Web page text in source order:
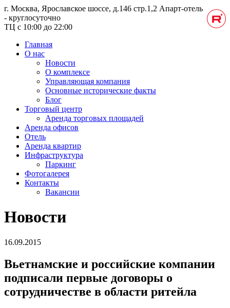
г. Москва, Ярославское шоссе, д.146 стр.1,2 Апарт-отель
- круглосуточно
ТЦ с 10:00 до 22:00
Главная
О нас
Новости
О комплексе
Управляющая компания
Основные исторические факты
Блог
Торговый центр
Аренда торговых площадей
Аренда офисов
Отель
Аренда квартир
Инфраструктура
Паркинг
Фотогалерея
Контакты
Вакансии
Новости
16.09.2015
Вьетнамские и российские компании
подписали первые договоры о
сотрудничестве в области ритейла